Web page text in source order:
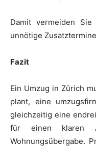
Damit vermeiden
unnötige
Fazit
Ein Umzug in Zürich
plant, eine
gleichzeitig eine
für einen klaren
Wohnungsübergabe.